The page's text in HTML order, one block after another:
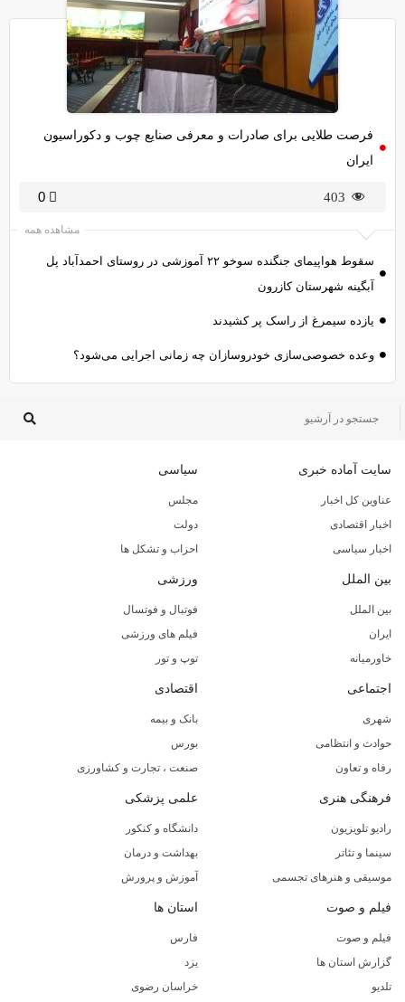
فرصت طلایی برای صادرات و معرفی صنایع چوب و دکوراسیون
ایران
403
0
مشاهده همه
سقوط هواپیمای جنگنده سوخو ۲۲ آموزشی در روستای احمدآباد پل
آبگینه شهرستان کازرون
یازده سیمرغ از راسک پر کشیدند
وعده خصوصی‌سازی خودروسازان چه زمانی اجرایی می‌شود؟
سایت آماده خبری
عناوین کل اخبار
اخبار اقتصادی
اخبار سیاسی
سیاسی
مجلس
دولت
احزاب و تشکل ها
بین الملل
بین الملل
ایران
خاورمیانه
ورزشی
فوتبال و فوتسال
فیلم های ورزشی
توپ و تور
اجتماعی
شهری
حوادث و انتظامی
رفاه و تعاون
اقتصادی
بانک و بیمه
بورس
صنعت ، تجارت و کشاورزی
فرهنگی هنری
رادیو تلویزیون
سینما و تئاتر
موسیقی و هنرهای تجسمی
علمی پزشکی
دانشگاه و کنکور
بهداشت و درمان
آموزش و پرورش
فیلم و صوت
فیلم و صوت
گزارش استان ها
تلدیو
استان ها
فارس
یزد
خراسان رضوی